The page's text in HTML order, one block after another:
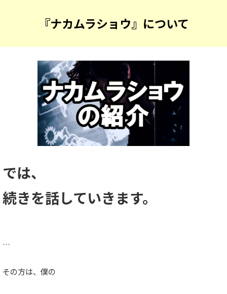
『ナカムラショウ』について
では、
続きを話していきます。
…
その方は、僕の